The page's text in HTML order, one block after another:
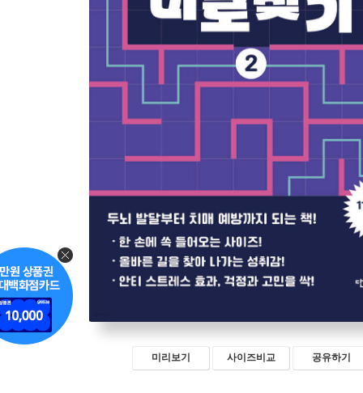
미리보기 사이즈비교 공유하기